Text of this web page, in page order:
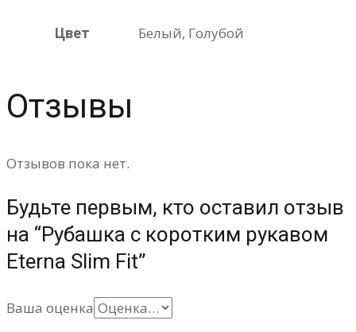
Цвет Белый, Голубой
Отзывы
Отзывов пока нет.
Будьте первым, кто оставил отзыв
на “Рубашка с коротким рукавом
Eterna Slim Fit”
Ваша оценка